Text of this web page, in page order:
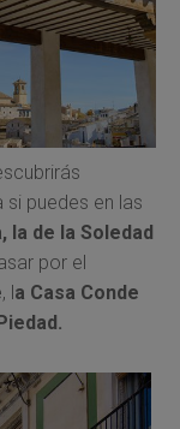
puedes en las
la de la Soledad
por el
, l a Casa Conde